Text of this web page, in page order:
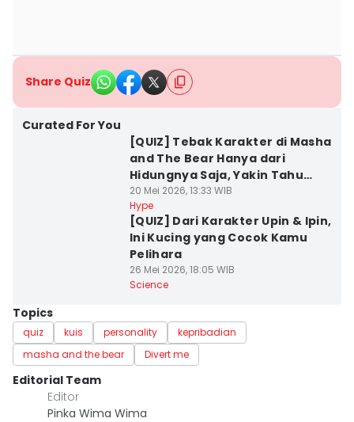
Share Quiz
Curated For You
[QUIZ] Tebak Karakter di Masha
and The Bear Hanya dari
Hidungnya Saja, Yakin Tahu
Semua?
20 Mei 2026, 13:33 WIB
Hype
[QUIZ] Dari Karakter Upin & Ipin,
Ini Kucing yang Cocok Kamu
Pelihara
26 Mei 2026, 18:05 WIB
Science
Topics
quiz kuis personality
kepribadian
masha and the bear
Divert me
Editorial Team
Editor
Pinka Wima Wima